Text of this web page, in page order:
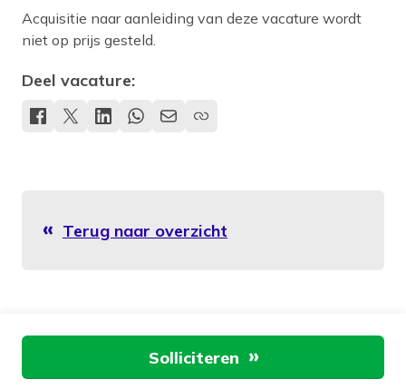
Acquisitie naar aanleiding van deze vacature wordt
niet op prijs gesteld.
Deel vacature:
Terug naar overzicht
Aan de slagSolliciteren